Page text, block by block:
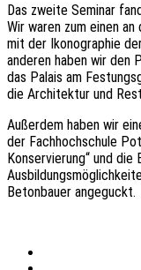
Das zweite Seminar
Wir waren zum einen
mit der Ikonographie
anderen haben wir den
das Palais am
die Architektur und
Außerdem haben wir
der Fachhochschule
Konservierung“ und
Betonbauer angeguckt.